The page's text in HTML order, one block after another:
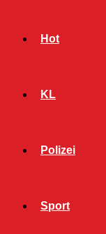
Hot
KL
Polizei
Sport